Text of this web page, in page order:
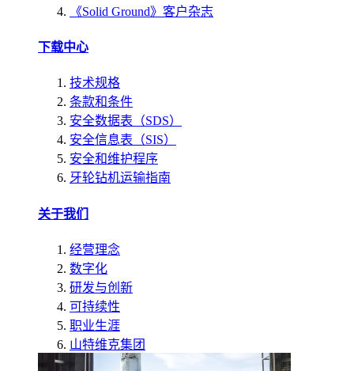
《Solid Ground》客户杂志
下载中心
技术规格
条款和条件
安全数据表（SDS）
安全信息表（SIS）
安全和维护程序
牙轮钻机运输指南
关于我们
经营理念
数字化
研发与创新
可持续性
职业生涯
山特维克集团